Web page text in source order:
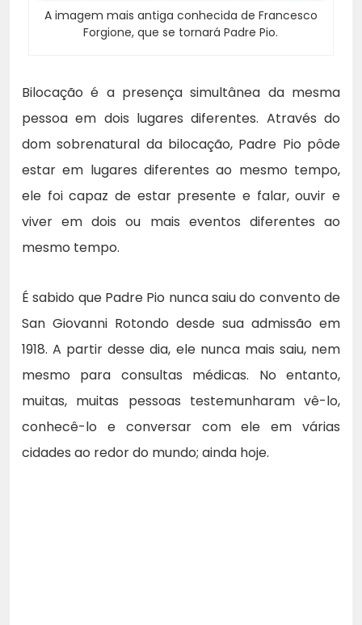
A imagem mais antiga conhecida de Francesco
Forgione, que se tornará Padre Pio.
Bilocação é a presença simultânea da mesma
pessoa em dois lugares diferentes. Através do
dom sobrenatural da bilocação, Padre Pio pôde
estar em lugares diferentes ao mesmo tempo,
ele foi capaz de estar presente e falar, ouvir e
viver em dois ou mais eventos diferentes ao
mesmo tempo.
É sabido que Padre Pio nunca saiu do convento de
San Giovanni Rotondo desde sua admissão em
1918. A partir desse dia, ele nunca mais saiu, nem
mesmo para consultas médicas. No entanto,
muitas, muitas pessoas testemunharam vê-lo,
conhecê-lo e conversar com ele em várias
cidades ao redor do mundo; ainda hoje.